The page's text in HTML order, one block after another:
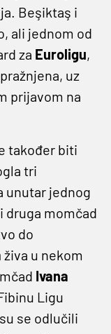
Beşiktaş i
ali jednom od
za Euroligu,
uz
prijavom na
također biti
tri
unutar jednog
druga momčad
do
živa u nekom
Ivana
Ligu
se odlučili